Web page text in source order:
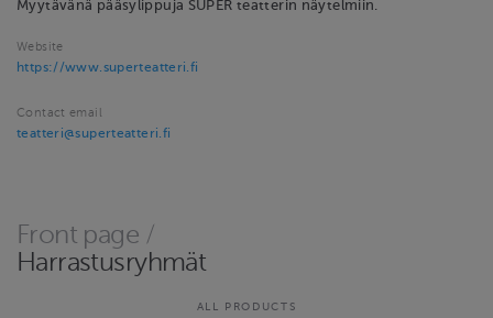
Myytävänä pääsylippuja SUPER teatterin näytelmiin.
Website
https://www.superteatteri.fi
Contact email
teatteri@superteatteri.fi
Front page /
Harrastusryhmät
ALL PRODUCTS